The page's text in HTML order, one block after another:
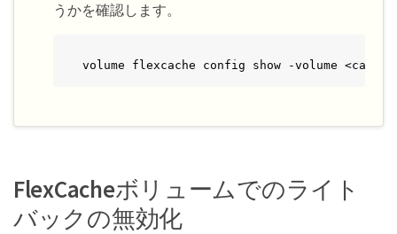
うかを確認します。
volume flexcache config show -volume
FlexCacheボリュームでのライト
バックの無効化